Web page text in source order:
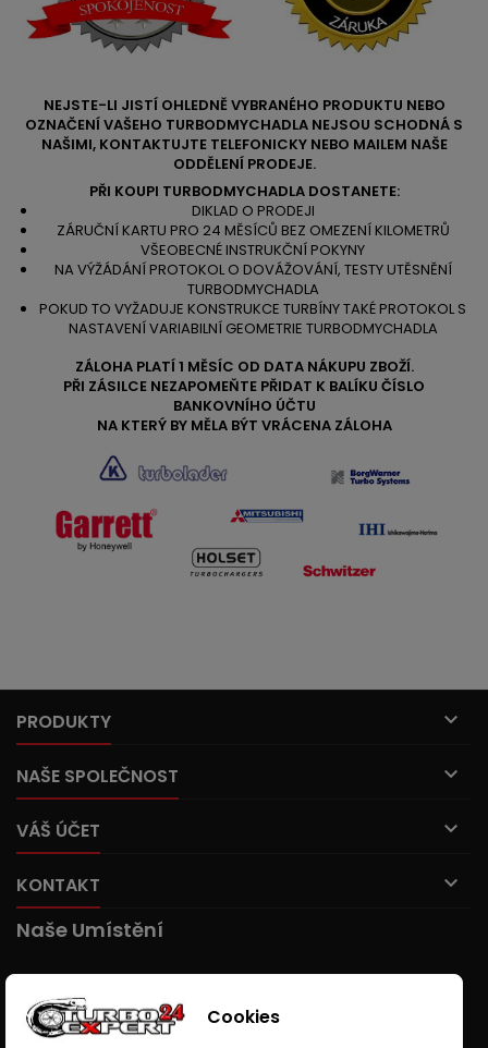
NEJSTE-LI JISTÍ OHLEDNĚ VYBRANÉHO PRODUKTU NEBO
OZNAČENÍ VAŠEHO TURBODMYCHADLA NEJSOU SCHODNÁ S
NAŠIMI, KONTAKTUJTE TELEFONICKY NEBO MAILEM NAŠE
ODDĚLENÍ PRODEJE.
PŘI KOUPI TURBODMYCHADLA DOSTANETE:
DIKLAD O PRODEJI
ZÁRUČNÍ KARTU PRO 24 MĚSÍCŮ BEZ OMEZENÍ KILOMETRŮ
VŠEOBECNÉ INSTRUKČNÍ POKYNY
NA VÝŽÁDÁNÍ PROTOKOL O DOVÁŽOVÁNÍ, TESTY UTĚSNĚNÍ
TURBODMYCHADLA
POKUD TO VYŽADUJE KONSTRUKCE TURBÍNY TAKÉ PROTOKOL S
NASTAVENÍ VARIABILNÍ GEOMETRIE TURBODMYCHADLA
ZÁLOHA PLATÍ 1 MĚSÍC OD DATA NÁKUPU ZBOŽÍ.
PŘI ZÁSILCE NEZAPOMEŇTE PŘIDAT K BALÍKU ČÍSLO
BANKOVNÍHO ÚČTU
NA KTERÝ BY MĚLA BÝT VRÁCENA ZÁLOHA
PRODUKTY 
NAŠE SPOLEČNOST 
VÁŠ ÚČET 
KONTAKT 
Naše Umístění
Cookies